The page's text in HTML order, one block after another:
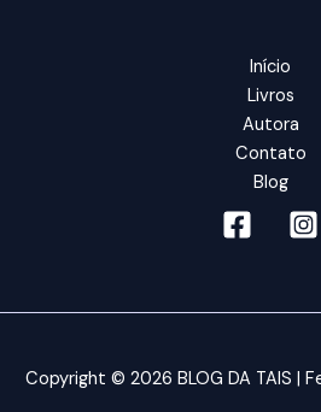
Início
Livros
Autora
Contato
Blog
Copyright © 2026 BLOG DA TAIS |